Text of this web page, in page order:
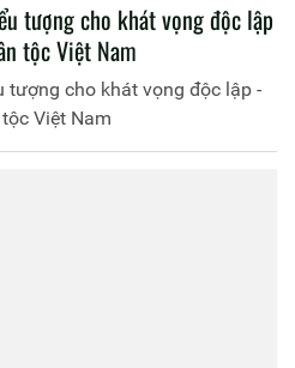
tượng cho khát vọng độc lập
tộc Việt Nam
tượng cho khát vọng độc lập -
Việt Nam